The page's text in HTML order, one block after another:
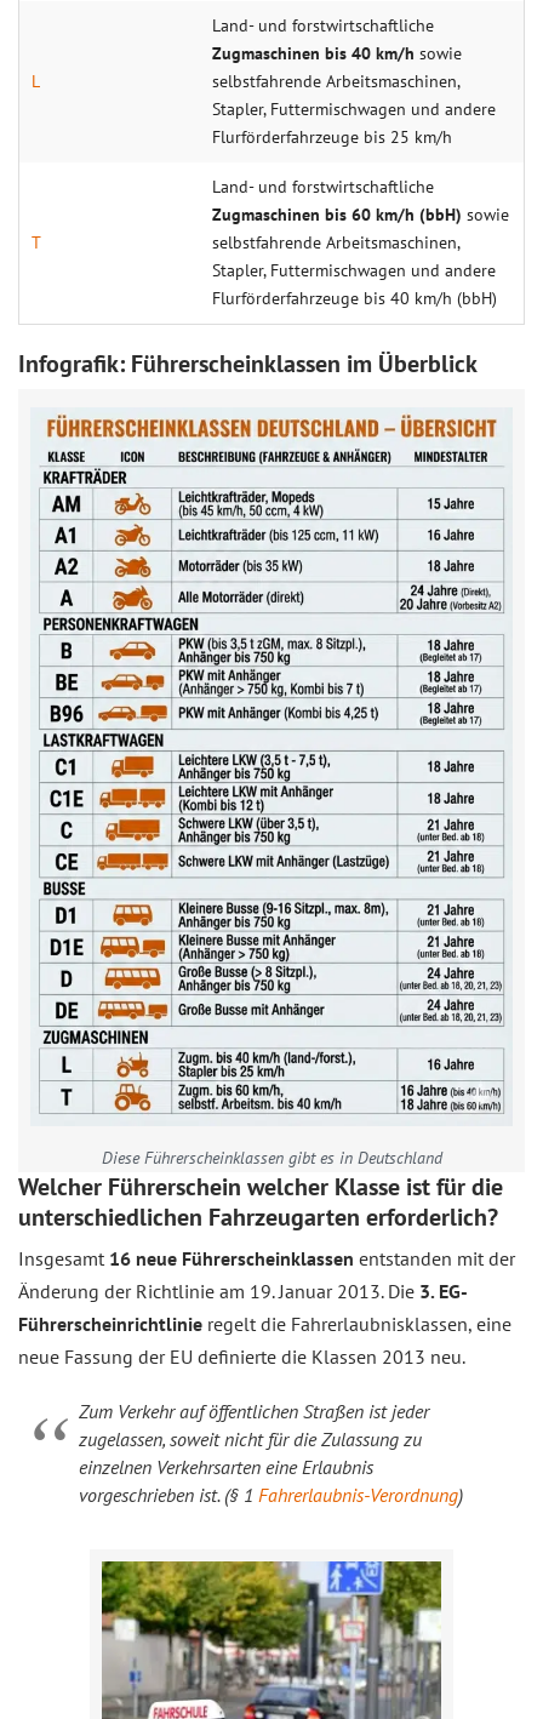
L
Land- und forstwirtschaftliche
Zugmaschinen bis 40 km/h sowie
selbstfahrende Arbeitsmaschinen,
Stapler, Futtermischwagen und andere
Flurförderfahrzeuge bis 25 km/h
T
Land- und forstwirtschaftliche
Zugmaschinen bis 60 km/h (bbH) sowie
selbstfahrende Arbeitsmaschinen,
Stapler, Futtermischwagen und andere
Flurförderfahrzeuge bis 40 km/h (bbH)
Infografik: Führerscheinklassen im Überblick
Diese Führerscheinklassen gibt es in Deutschland
Welcher Führerschein welcher Klasse ist für die
unterschiedlichen Fahrzeugarten erforderlich?
Insgesamt 16 neue Führerscheinklassen entstanden mit der
Änderung der Richtlinie am 19. Januar 2013. Die 3. EG-
Führerscheinrichtlinie regelt die Fahrerlaubnisklassen, eine
neue Fassung der EU definierte die Klassen 2013 neu.
Zum Verkehr auf öffentlichen Straßen ist jeder
zugelassen, soweit nicht für die Zulassung zu
einzelnen Verkehrsarten eine Erlaubnis
vorgeschrieben ist. (§ 1 Fahrerlaubnis-Verordnung)